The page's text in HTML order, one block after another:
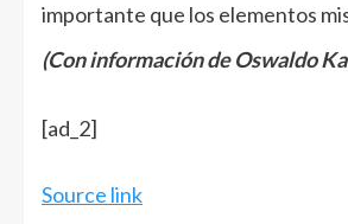
importante que los elementos
(Con información de Oswaldo
Navegación
de
entradas
[ad_2]
Source link